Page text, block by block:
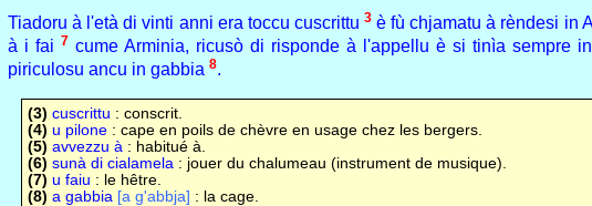
Tiadoru à l'età di vinti anni era toccu cuscrittu 3è fù chjamatu à rèndesi in
à i fai 7 cume Arminia, ricusò di risponde à l'appellu è si tinìa sempre
piriculosu ancu in gabbia 8.
(3) cuscrittu : conscrit.
(4) u pilone: cape en poils de chèvre en usage chez les bergers.
(5) avvezzu à : habitué à.
(6) sunà di cialamela : jouer du chalumeau (instrument de musique).
(7) u faiu : le hêtre.
(8) a gabbia [a g'abbja] : la cage.